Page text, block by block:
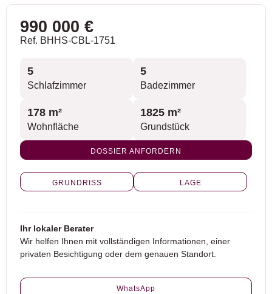
990 000 €
Ref. BHHS-CBL-1751
5
Schlafzimmer
5
Badezimmer
178 m²
Wohnfläche
1825 m²
Grundstück
DOSSIER ANFORDERN
GRUNDRISS LAGE
Ihr lokaler Berater
Wir helfen Ihnen mit vollständigen Informationen, einer
privaten Besichtigung oder dem genauen Standort.
WhatsApp